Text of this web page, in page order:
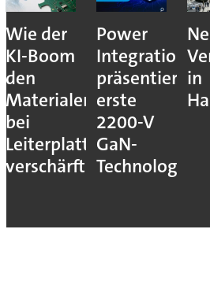
Wie der
KI-Boom
den
Materialengpass
bei
Leiterplatten
verschärft
Power
Integrations
präsentiert
erste
2200-V
GaN-
Technologie
in